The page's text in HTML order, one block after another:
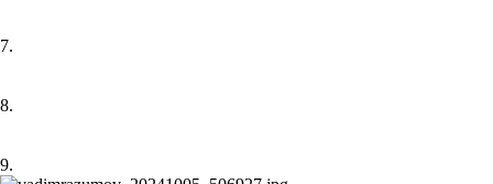
7.
8.
9.